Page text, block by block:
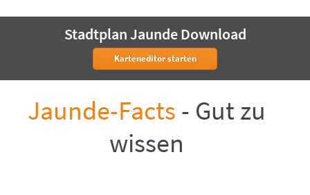
Stadtplan Jaunde Download
Karteneditor starten
Jaunde-Facts - Gut zu
wissen